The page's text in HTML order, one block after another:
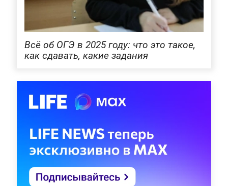
Всё об ОГЭ в 2025 году: что это такое,
как сдавать, какие задания